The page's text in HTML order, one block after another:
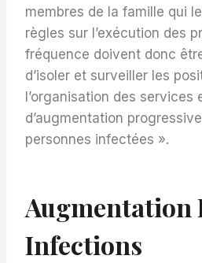
membres de la famille qui
règles sur l’exécution des
fréquence doivent donc
d’isoler et surveiller les
l’organisation des services
d’augmentation
personnes infectées ».
Augmentation
Infections